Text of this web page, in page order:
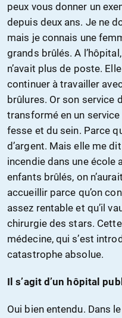
peux vous donner un
depuis deux ans. Je ne
mais je connais une
grands brûlés. A
n’avait plus de poste.
continuer à travailler
brûlures. Or son service
transformé en un
fesse et du sein. Parce
d’argent. Mais elle me
incendie dans une école
enfants brûlés, on
accueillir parce qu’on
assez rentable et qu’il
chirurgie des stars.
médecine, qui s’est
catastrophe absolue.
Il s’agit d’un hôpital
Oui bien entendu. Dans